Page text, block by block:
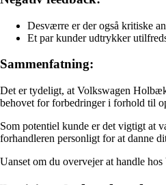
Desværre er der også kritiske
Et par kunder udtrykker
Sammenfatning:
Det er tydeligt, at Volkswagen
behovet for forbedringer i forhold til
Som potentiel kunde er det vigtigt at
forhandleren personligt for at danne
Uanset om du overvejer at handle